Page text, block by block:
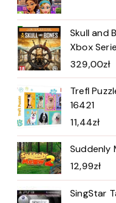
Skull and
Xbox
329,00zł
Trefl
16421
11,44zł
Suddenly
12,99zł
SingStar